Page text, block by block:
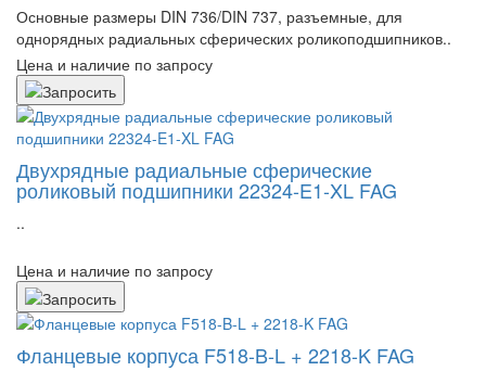
Основные размеры DIN 736/DIN 737, разъемные, для
однорядных радиальных сферических роликоподшипников..
Цена и наличие по запросу
Двухрядные радиальные сферические
роликовый подшипники 22324-E1-XL FAG
..
Цена и наличие по запросу
Фланцевые корпуса F518-B-L + 2218-K FAG